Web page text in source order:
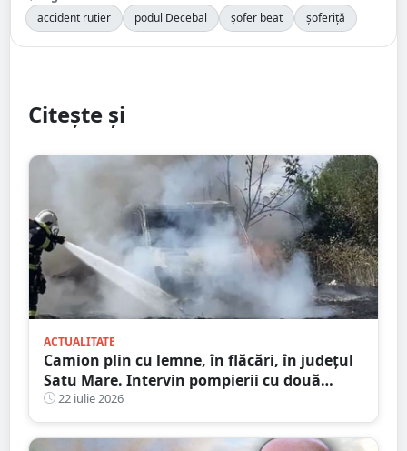
accident rutier podul Decebal șofer beat șoferiță
Citește și
ACTUALITATE
Camion plin cu lemne, în flăcări, în județul
Satu Mare. Intervin pompierii cu două
autospeciale
22 iulie 2026